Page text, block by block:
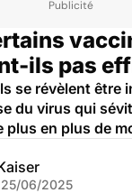
ils pas
se révèlent être
du virus qui
plus en plus de
25/06/2025